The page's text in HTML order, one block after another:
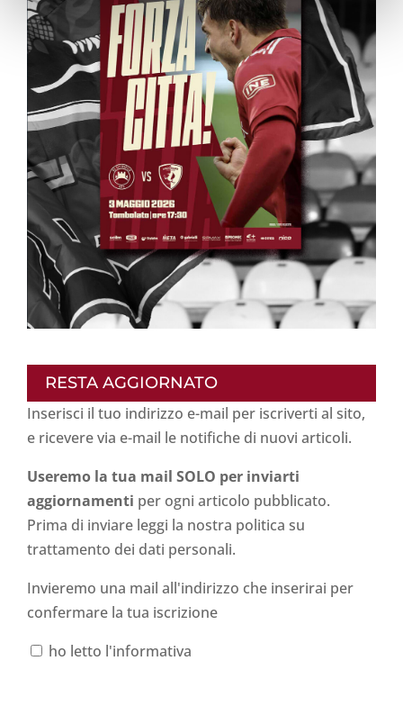
RESTA AGGIORNATO
Inserisci il tuo indirizzo e-mail per iscriverti al sito,
e ricevere via e-mail le notifiche di nuovi articoli.
Useremo la tua mail SOLO per inviarti
aggiornamenti per ogni articolo pubblicato.
Prima di inviare leggi la nostra politica su
trattamento dei dati personali.
Invieremo una mail all'indirizzo che inserirai per
confermare la tua iscrizione
ho letto l'informativa